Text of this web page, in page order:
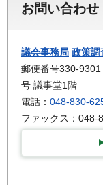
お問い合わせ
議会事務局 政策調
郵便番号330-
号 議事堂1階
電話： 048-830-
ファックス：048-